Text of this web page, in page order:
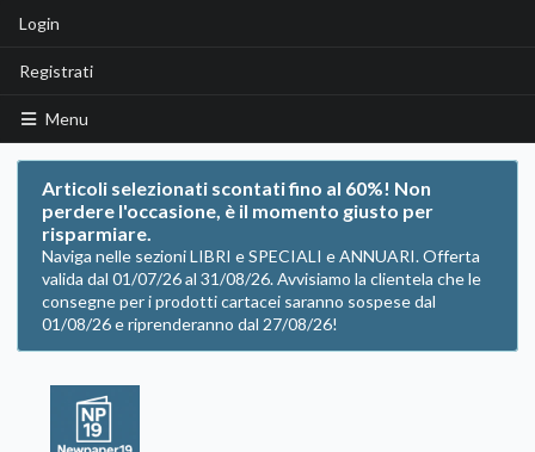
Login
Registrati
Menu
Articoli selezionati scontati fino al 60%! Non
perdere l'occasione, è il momento giusto per
risparmiare.
Naviga nelle sezioni LIBRI e SPECIALI e ANNUARI. Offerta
valida dal 01/07/26 al 31/08/26. Avvisiamo la clientela che le
consegne per i prodotti cartacei saranno sospese dal
01/08/26 e riprenderanno dal 27/08/26!